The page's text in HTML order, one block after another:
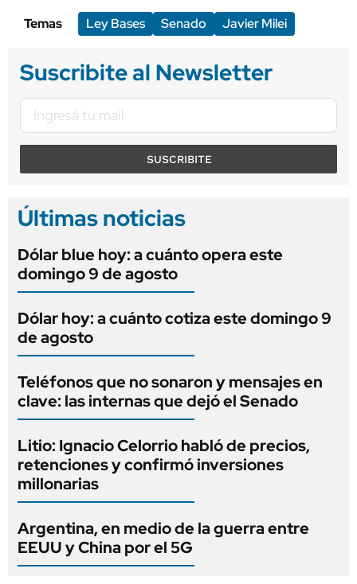
Temas
Ley Bases Senado Javier Milei
Suscribite al Newsletter
SUSCRIBITE
Últimas noticias
Dólar blue hoy: a cuánto opera este
domingo 9 de agosto
Dólar hoy: a cuánto cotiza este domingo 9
de agosto
Teléfonos que no sonaron y mensajes en
clave: las internas que dejó el Senado
Litio: Ignacio Celorrio habló de precios,
retenciones y confirmó inversiones
millonarias
Argentina, en medio de la guerra entre
EEUU y China por el 5G